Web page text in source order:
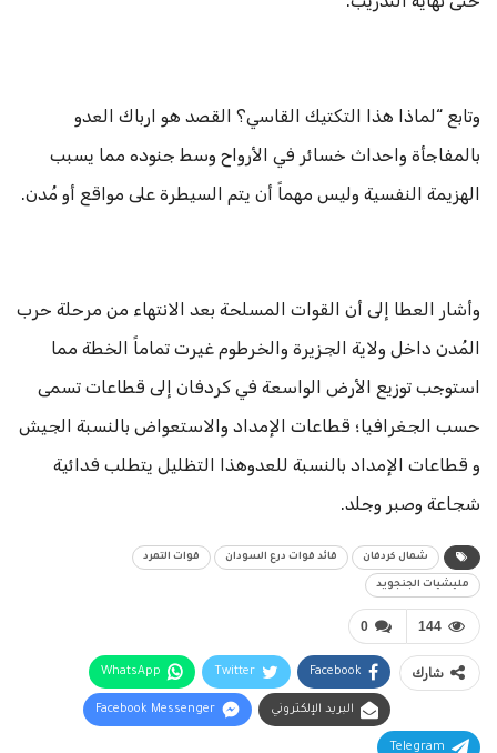
وتابع “لماذا هذا التكتيك القاسي؟ القصد هو ارباك العدو
بالمفاجأة واحداث خسائر في الأرواح وسط جنوده مما يسبب
الهزيمة النفسية وليس مهماً أن يتم السيطرة على مواقع أو مُدن.
وأشار العطا إلى أن القوات المسلحة بعد الانتهاء من مرحلة حرب
المُدن داخل ولاية الجزيرة والخرطوم غيرت تماماً الخطة مما
استوجب توزيع الأرض الواسعة في كردفان إلى قطاعات تسمى
حسب الجغرافيا؛ قطاعات الإمداد والاستعواض بالنسبة الجيش
و قطاعات الإمداد بالنسبة للعدوهذا التظليل يتطلب فدائية
شجاعة وصبر وجلد.
شمال كردفان قائد قوات درع السودان قوات التمرد
مليشيات الجنجويد
0 144
شارك Facebook
Twitter
WhatsApp
البريد الإلكتروني Facebook Messenger
Telegram